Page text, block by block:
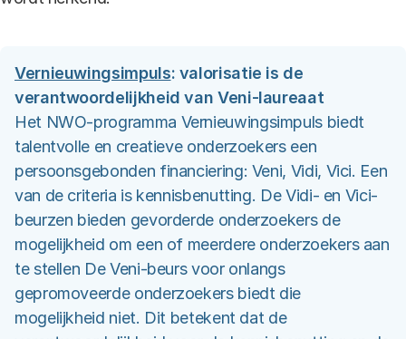
Vernieuwingsimpuls: valorisatie is de
verantwoordelijkheid van Veni-laureaat
Het NWO-programma Vernieuwingsimpuls biedt
talentvolle en creatieve onderzoekers een
persoonsgebonden financiering: Veni, Vidi, Vici. Een
van de criteria is kennisbenutting. De Vidi- en Vici-
beurzen bieden gevorderde onderzoekers de
mogelijkheid om een of meerdere onderzoekers aan
te stellen De Veni-beurs voor onlangs
gepromoveerde onderzoekers biedt die
mogelijkheid niet. Dit betekent dat de